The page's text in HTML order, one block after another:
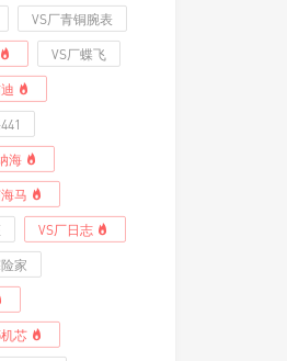
VS厂青铜腕表
VS厂蝶飞
海
马
VS厂日志
家
芯